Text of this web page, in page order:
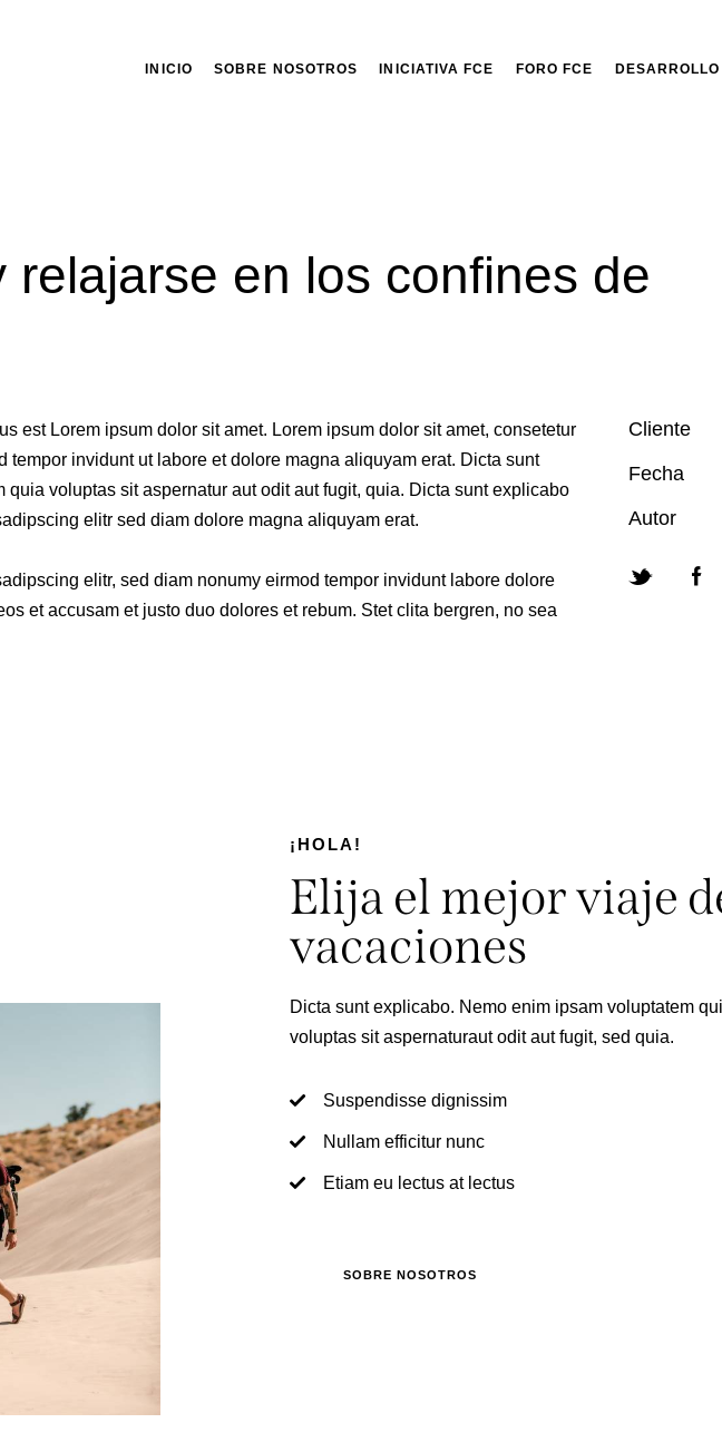
INICIO SOBRE NOSOTROS INICIATIVA FCE FORO FCE
relajarse en los confines de
est Lorem ipsum dolor sit amet. Lorem ipsum dolor sit amet, consetetur
invidunt ut labore et dolore magna aliquyam erat. Dicta sunt
voluptas sit aspernatur aut odit aut fugit, quia. Dicta sunt explicabo
elitr sed diam dolore magna aliquyam erat.
elitr, sed diam nonumy eirmod tempor invidunt labore dolore
et accusam et justo duo dolores et rebum. Stet clita bergren, no sea
Cliente
Fecha
Autor
¡HOLA!
Elija el mejor viaje
vacaciones
Dicta sunt explicabo. Nemo enim ipsam voluptatem
voluptas sit aspernaturaut odit aut fugit, sed quia.
Suspendisse dignissim
Nullam efficitur nunc
Etiam eu lectus at lectus
SOBRE NOSOTROS